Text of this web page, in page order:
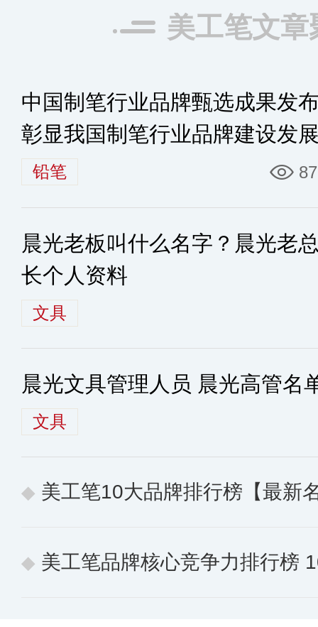
美工笔文章
中国制笔行业品牌甄选成果发
彰显我国制笔行业品牌建设发
力铅笔 87
晨光老板叫什么名字？晨光老
长个人资料
文具
晨光文具管理人员 晨光高管名
文具
美工笔10大品牌排行榜【最新
美工笔品牌核心竞争力排行榜 10个